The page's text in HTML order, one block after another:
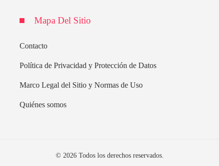
Mapa Del Sitio
Contacto
Política de Privacidad y Protección de Datos
Marco Legal del Sitio y Normas de Uso
Quiénes somos
© 2026 Todos los derechos reservados.